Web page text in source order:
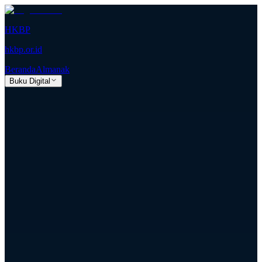
HKBP
hkbp.or.id
BerandaAlmanak
Buku Digital